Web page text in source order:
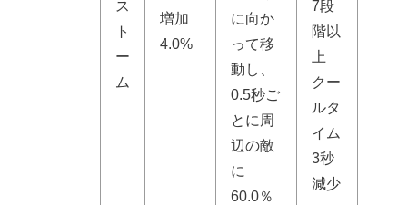
ス
ト
ー
ム
増加
4.0%
に向か
って移
動し、
0.5秒ご
とに周
辺の敵
に
60.0％
7段
階以
上
クー
ルタ
イム
3秒
減少